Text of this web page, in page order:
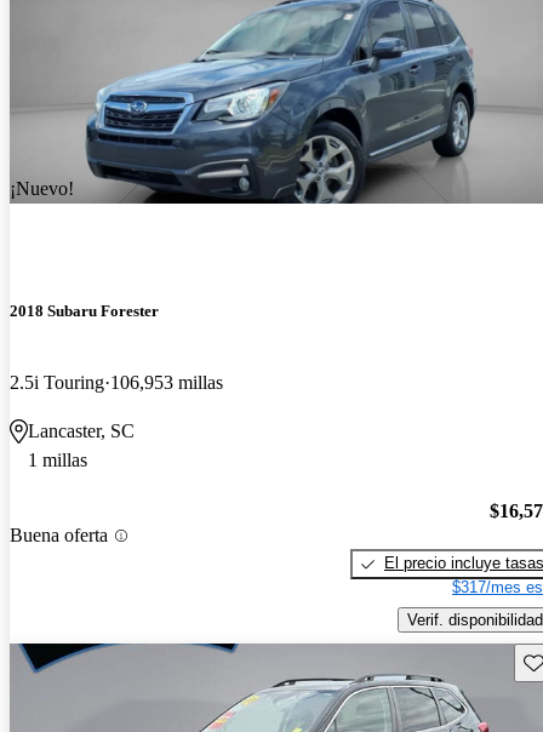
¡Nuevo!
2018 Subaru Forester
2.5i Touring 106,953 millas
Lancaster, SC
1 millas
Buena oferta
El precio incluye tasas
$317/mes
Verif. disponibilidad